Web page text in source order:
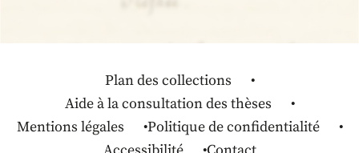
Plan des collections
Aide à la consultation des thèses
Mentions légales
Politique de confidentialité